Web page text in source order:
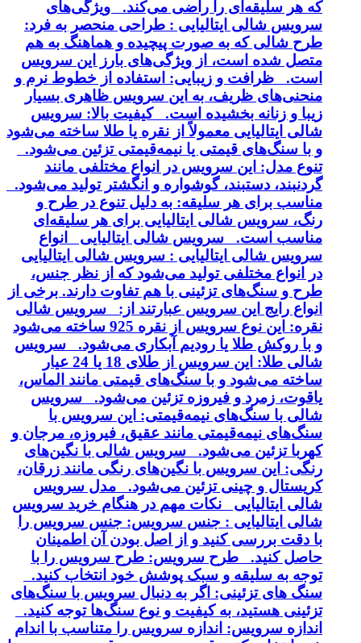
که هر سلیقه‌ای را راضی می‌کند. ویژگی‌های
سرویس شالی ایتالیایی : طراحی منحصر به فرد:
طرح شالی که به صورت پیچیده و هماهنگ به هم
متصل شده است، از ویژگی‌های بارز این سرویس
است. ظرافت و زیبایی: استفاده از خطوط نرم و
منحنی‌های ظریف، به این سرویس ظاهری بسیار
زیبا و زنانه بخشیده است. کیفیت بالا: سرویس
شالی ایتالیایی معمولاً از نقره یا طلا ساخته می‌شود
و با سنگ‌های قیمتی یا نیمه‌قیمتی تزئین می‌شود.
تنوع مدل: این سرویس در انواع مختلفی مانند
گردنبند، دستبند، گوشواره و انگشتر تولید می‌شود.
مناسب برای هر سلیقه: به دلیل تنوع در طرح و
رنگ، سرویس شالی ایتالیایی برای هر سلیقه‌ای
مناسب است. سرویس شالی ایتالیایی انواع
سرویس شالی ایتالیایی : سرویس شالی ایتالیایی
در انواع مختلفی تولید می‌شود که از نظر جنس،
طرح و سنگ‌های تزئینی با هم تفاوت دارند. برخی از
انواع رایج این سرویس عبارتند از: سرویس شالی
نقره: این نوع سرویس از نقره 925 ساخته می‌شود
و با روکش طلا یا رودیم آبکاری می‌شود. سرویس
شالی طلا: این سرویس از طلای 18 یا 24 عیار
ساخته می‌شود و با سنگ‌های قیمتی مانند الماس،
یاقوت، زمرد و فیروزه تزئین می‌شود. سرویس
شالی با سنگ‌های نیمه‌قیمتی: این سرویس با
سنگ‌های نیمه‌قیمتی مانند عقیق، فیروزه، مرجان و
کهربا تزئین می‌شود. سرویس شالی با نگین‌های
رنگی: این سرویس با نگین‌های رنگی مانند زرقان،
کریستال و چینی تزئین می‌شود. مدل سرویس
شالی ایتالیایی نکات مهم در هنگام خرید سرویس
شالی ایتالیایی : جنس سرویس: جنس سرویس را
با دقت بررسی کنید و از اصل بودن آن اطمینان
حاصل کنید. طرح سرویس: طرح سرویس را با
توجه به سلیقه و سبک پوشش خود انتخاب کنید.
سنگ های تزئینی: اگر به دنبال سرویس با سنگ‌های
تزئینی هستید، به کیفیت و نوع سنگ‌ها توجه کنید.
اندازه سرویس: اندازه سرویس را متناسب با اندام